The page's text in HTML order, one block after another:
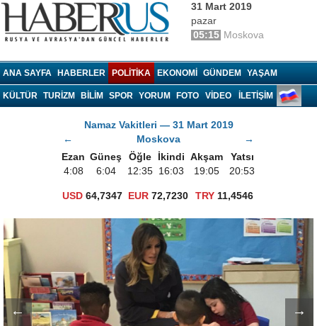
31 Mart 2019
pazar
05:15 Moskova
ANA SAYFA HABERLER POLITIKA EKONOMI GÜNDEM YAŞAM
KÜLTÜR TURIZM BILIM SPOR YORUM FOTO VIDEO İLETİŞİM
Namaz Vakitleri — 31 Mart 2019
←
Moskova
→
Ezan Güneş Öğle İkindi Akşam
Yatsı
4:08
6:04 12:35 16:03 19:05 20:53
USD 64,7347 EUR 72,7230 TRY 11,4546
← →